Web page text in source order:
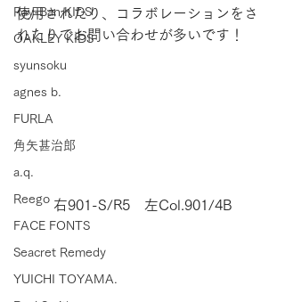
Ray-Ban KIDS
OAKLEY KIDS
syunsoku
agnes b.
FURLA
角矢甚治郎
a.q.
Reego
FACE FONTS
Seacret Remedy
YUICHI TOYAMA.
使用されたり、コラボレーションをさ
れたりでお問い合わせが多いです！
右901-S/R5　左Col.901/4B